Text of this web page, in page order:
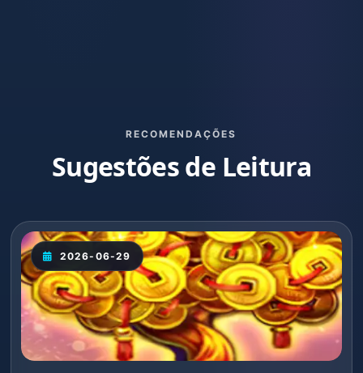
RECOMENDAÇÕES
Sugestões de Leitura
2026-06-29